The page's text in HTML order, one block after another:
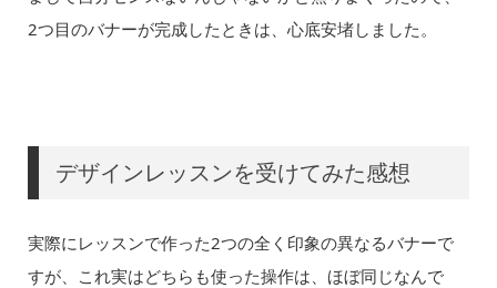
2つ目のバナーが完成したときは、心底安堵しました。
デザインレッスンを受けてみた感想
実際にレッスンで作った2つの全く印象の異なるバナーで
すが、これ実はどちらも使った操作は、ほぼ同じなんで